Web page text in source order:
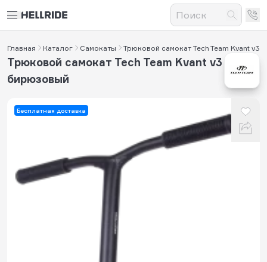
Главная Каталог Самокаты Трюковой самокат Tech Team Kvant v3
Бесплатная доставка
Трюковой самокат Tech Team Kvant v3
бирюзовый